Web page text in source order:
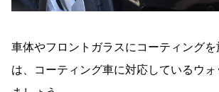
車体やフロントガラスにコーティング
は、コーティング車に対応しているウ